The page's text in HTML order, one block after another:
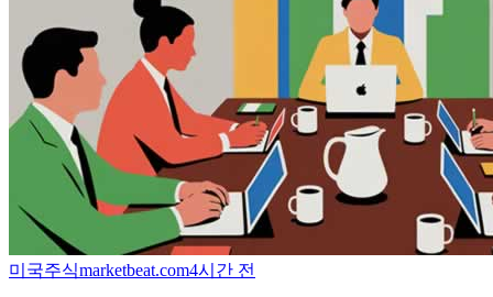
미국주식marketbeat.com4시간 전